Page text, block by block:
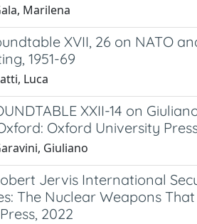
Marilena
XVII, 26 on NATO
1951-69
Luca
XXII-14 on
Oxford University
Giuliano
Jervis International
The Nuclear Weapons
2022